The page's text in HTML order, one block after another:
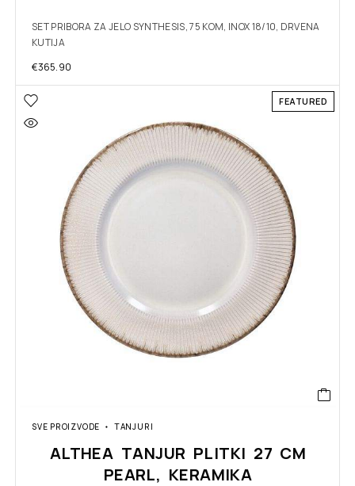
SET PRIBORA ZA JELO SYNTHESIS, 75 KOM, INOX 18/10, DRVENA
KUTIJA
€365.90
FEATURED
SVE PROIZVODE TANJURI
ALTHEA TANJUR PLITKI 27 CM
PEARL, KERAMIKA